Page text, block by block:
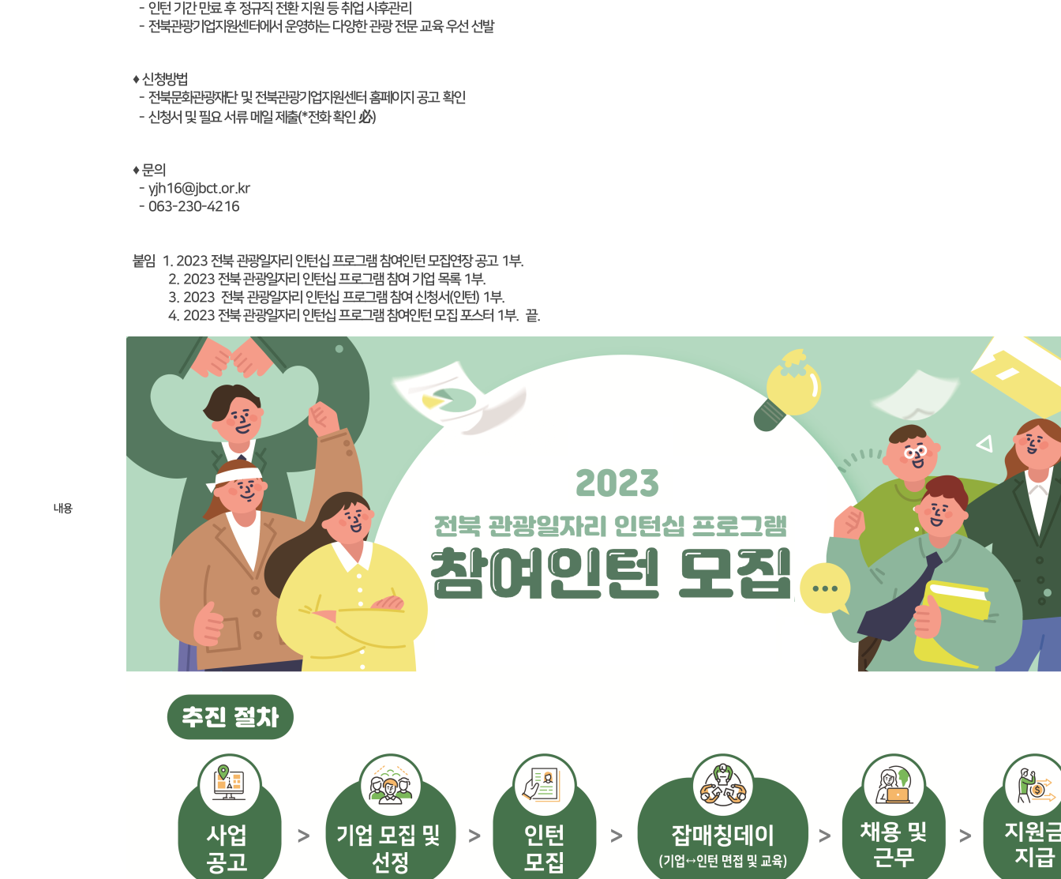
내용
- 인턴 기간 만료 후 정규직 전환 지원 등 취업 사후관리
- 전북관광기업지원센터에서 운영하는 다양한 관광 전문 교육 우선 선발
♦신청방법
- 전북문화관광재단 및 전북관광기업지원센터 홈페이지 공고 확인
- 신청서 및 필요 서류 메일 제출(*전화 확인 必)
♦문의
- yjh16@jbct.or.kr
- 063-230-4216
붙임 1. 2023 전북 관광일자리 인턴십 프로그램 참여인턴 모집연장 공고 1부.
2. 2023 전북 관광일자리 인턴십 프로그램 참여 기업 목록 1부.
3. 2023 전북 관광일자리 인턴십 프로그램 참여 신청서(인턴) 1부.
4. 2023 전북 관광일자리 인턴십 프로그램 참여인턴 모집 포스터 1부. 끝.